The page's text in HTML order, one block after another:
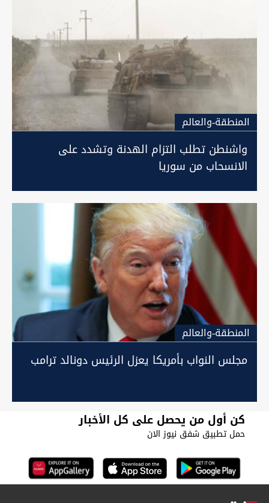
المنطقة-والعالم
واشنطن تطلب التزام الهدنة وتشدد على
الانسحاب من سوريا
المنطقة-والعالم
مجلس النواب بأمريكا يعزل الرئيس دونالد ترامب
كن أول من يحصل على كل الأخبار
حمل تطبيق شفق نيوز الان